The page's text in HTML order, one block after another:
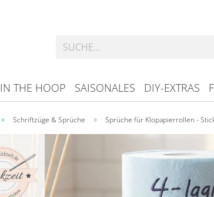
IN THE HOOP SAISONALES DIY-EXTRAS
» Schriftzüge & Sprüche » Sprüche für Klopapierrollen -